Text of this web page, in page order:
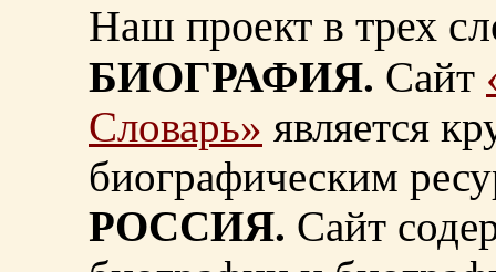
Наш проект в трех
БИОГРАФИЯ. Сайт
Словарь» является
биографическим
РОССИЯ. Сайт